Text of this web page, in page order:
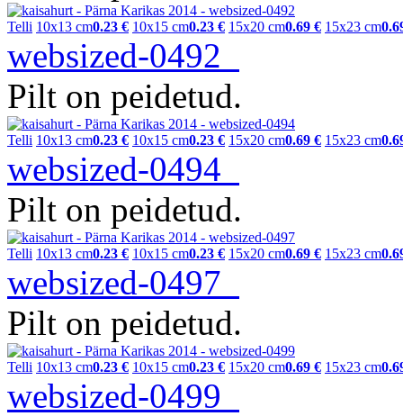
Telli 10x13 cm0.23 € 10x15 cm0.23 € 15x20 cm0.69 € 15x23 cm
websized-0492
Pilt on peidetud.
Telli 10x13 cm0.23 € 10x15 cm0.23 € 15x20 cm0.69 € 15x23 cm
websized-0494
Pilt on peidetud.
Telli 10x13 cm0.23 € 10x15 cm0.23 € 15x20 cm0.69 € 15x23 cm
websized-0497
Pilt on peidetud.
Telli 10x13 cm0.23 € 10x15 cm0.23 € 15x20 cm0.69 € 15x23 cm
websized-0499